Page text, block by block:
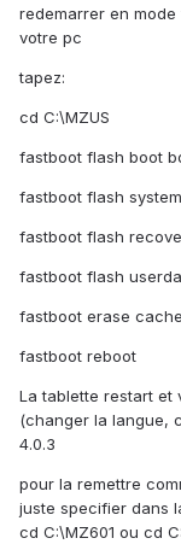
redemarrer en
votre pc
tapez:
cd C:\MZUS
fastboot flash boot
fastboot flash
fastboot flash
fastboot flash
fastboot erase cache
fastboot reboot
La tablette restart et
(changer la langue,
4.0.3
pour la remettre
juste specifier dans
cd C:\MZ601 ou cd